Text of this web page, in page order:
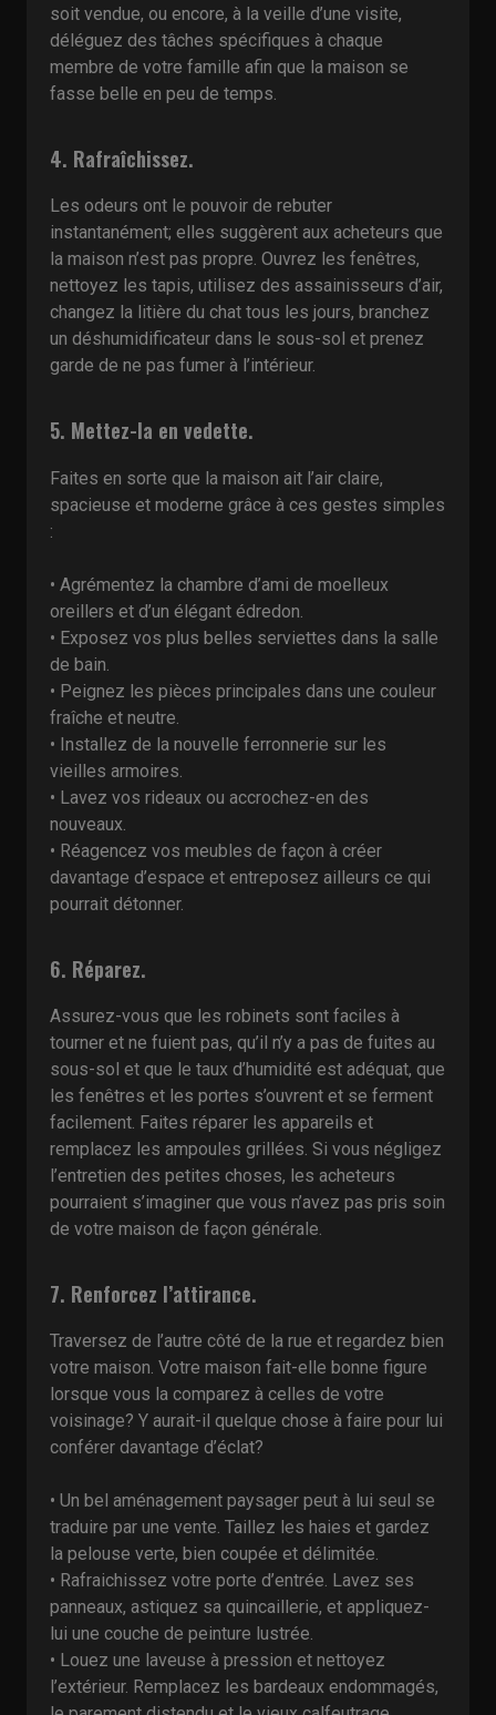
soit vendue, ou encore, à la veille d’une visite,
déléguez des tâches spécifiques à chaque
membre de votre famille afin que la maison se
fasse belle en peu de temps.
4. Rafraîchissez.
Les odeurs ont le pouvoir de rebuter
instantanément; elles suggèrent aux acheteurs que
la maison n’est pas propre. Ouvrez les fenêtres,
nettoyez les tapis, utilisez des assainisseurs d’air,
changez la litière du chat tous les jours, branchez
un déshumidificateur dans le sous-sol et prenez
garde de ne pas fumer à l’intérieur.
5. Mettez-la en vedette.
Faites en sorte que la maison ait l’air claire,
spacieuse et moderne grâce à ces gestes simples
:
• Agrémentez la chambre d’ami de moelleux
oreillers et d’un élégant édredon.
• Exposez vos plus belles serviettes dans la salle
de bain.
• Peignez les pièces principales dans une couleur
fraîche et neutre.
• Installez de la nouvelle ferronnerie sur les
vieilles armoires.
• Lavez vos rideaux ou accrochez-en des
nouveaux.
• Réagencez vos meubles de façon à créer
davantage d’espace et entreposez ailleurs ce qui
pourrait détonner.
6. Réparez.
Assurez-vous que les robinets sont faciles à
tourner et ne fuient pas, qu’il n’y a pas de fuites au
sous-sol et que le taux d’humidité est adéquat, que
les fenêtres et les portes s’ouvrent et se ferment
facilement. Faites réparer les appareils et
remplacez les ampoules grillées. Si vous négligez
l’entretien des petites choses, les acheteurs
pourraient s’imaginer que vous n’avez pas pris soin
de votre maison de façon générale.
7. Renforcez l’attirance.
Traversez de l’autre côté de la rue et regardez bien
votre maison. Votre maison fait-elle bonne figure
lorsque vous la comparez à celles de votre
voisinage? Y aurait-il quelque chose à faire pour lui
conférer davantage d’éclat?
• Un bel aménagement paysager peut à lui seul se
traduire par une vente. Taillez les haies et gardez
la pelouse verte, bien coupée et délimitée.
• Rafraichissez votre porte d’entrée. Lavez ses
panneaux, astiquez sa quincaillerie, et appliquez-
lui une couche de peinture lustrée.
• Louez une laveuse à pression et nettoyez
l’extérieur. Remplacez les bardeaux endommagés,